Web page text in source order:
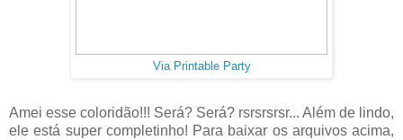
Via Printable Party
Amei esse coloridão!!! Será? Será? rsrsrsrsr... Além de lindo,
ele está super completinho! Para baixar os arquivos acima,